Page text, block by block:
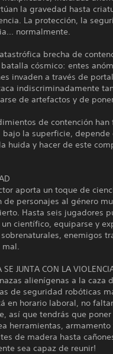
la gravedad hasta
La protección, la
normalmente.
brecha de
cósmico: entes
invaden a través de
indiscriminadamente
de artefactos y de
de contención
bajo la superficie,
huida y hacer de este
aporta un toque de
de personajes al género
Hasta seis jugadores
científico, equiparse y
enemigos
mal.
SE JUNTA CON LA
alienígenas a la
de seguridad robóticas
en horario laboral, no
así que tendrás que
herramientas,
de madera hasta
sea capaz de reunir!